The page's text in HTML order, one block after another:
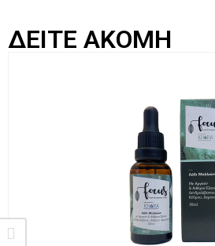
ΔΕΙΤΕ ΑΚΟΜΗ